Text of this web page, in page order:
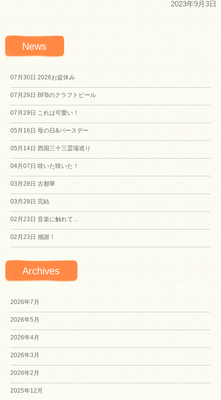
2023年9月3日
News
07月30日 2026お盆休み
07月29日 BFBのクラフトビール
07月29日 これは可愛い！
05月16日 母の日&バースデー
05月14日 西国三十三霊場巡り
04月07日 咲いた咲いた！
03月28日 古都華
03月28日 完結
02月23日 音楽に触れて…
02月23日 感謝！
Archives
2026年7月
2026年5月
2026年4月
2026年3月
2026年2月
2025年12月